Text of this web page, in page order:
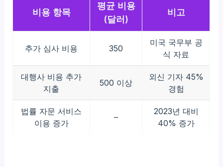
비용 항목
평균 비용
(달러)
비고
추가 심사 비용 350
미국 국무부 공
식 자료
대행사 비용 추가
지출
500 이상
외신 기자 45%
경험
법률 자문 서비스
이용 증가
–
2023년 대비
40% 증가